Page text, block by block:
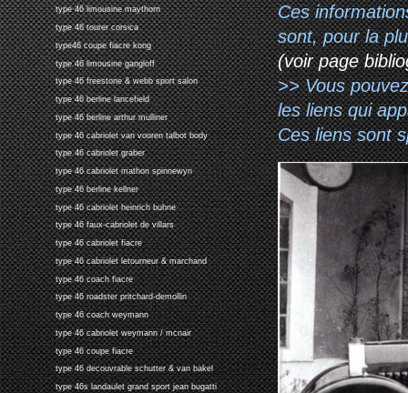
type 46 limousine maythorn
type 46 tourer corsica
type46 coupe fiacre kong
type 46 limousine gangloff
type 46 freestone & webb sport salon
type 46 berline lancefield
type 46 berline arthur mulliner
type 46 cabriolet van vooren talbot body
type 46 cabriolet graber
type 46 cabriolet mathon spinnewyn
type 46 berline kellner
type 46 cabriolet heinrich buhne
type 46 faux-cabriolet de villars
type 46 cabriolet fiacre
type 46 cabriolet letourneur & marchand
type 46 coach fiacre
type 46 roadster pritchard-demollin
type 46 coach weymann
type 46 cabriolet weymann / mcnair
type 46 coupe fiacre
type 46 decouvrable schutter & van bakel
type 46s landaulet grand sport jean bugatti
Ces
sont, pour la
(voir page
>> Vous
les liens qui
Ces liens sont